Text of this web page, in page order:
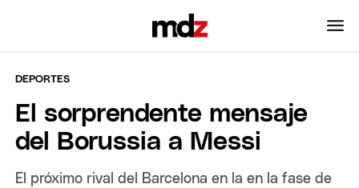
DEPORTES
El sorprendente mensaje
del Borussia a Messi
El próximo rival del Barcelona en la en la fase de